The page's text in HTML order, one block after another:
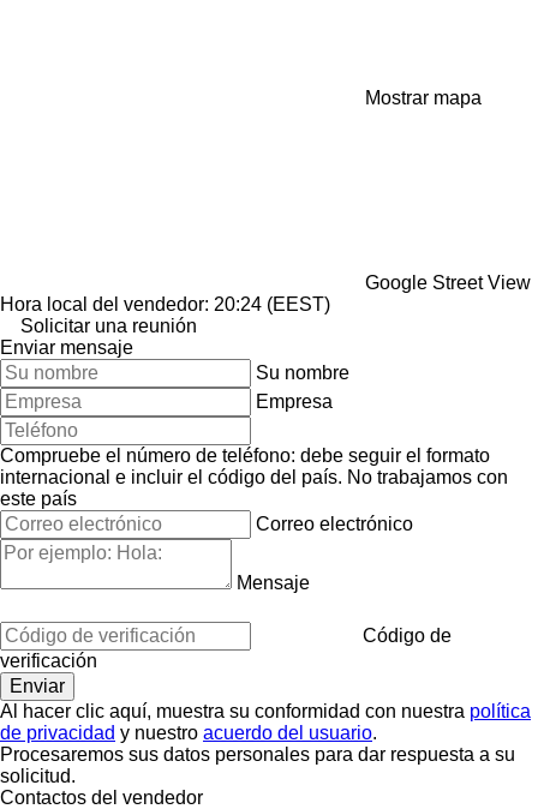
Mostrar mapa
Google Street View
Hora local del vendedor: 20:24 (EEST)
Solicitar una reunión
Enviar mensaje
Su nombre
Empresa
Compruebe el número de teléfono: debe seguir el formato
internacional e incluir el código del país. No trabajamos con
este país
Correo electrónico
Mensaje
Código de
verificación
Al hacer clic aquí, muestra su conformidad con nuestra política
de privacidad y nuestro acuerdo del usuario.
Procesaremos sus datos personales para dar respuesta a su
solicitud.
Contactos del vendedor